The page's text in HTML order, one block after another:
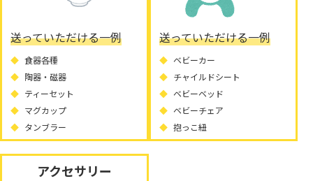
送っていただける一例
食器各種
陶器・磁器
ティーセット
マグカップ
タンブラー
送っていただける一例
ベビーカー
チャイルドシート
ベビーベッド
ベビーチェア
抱っこ紐
アクセサリー